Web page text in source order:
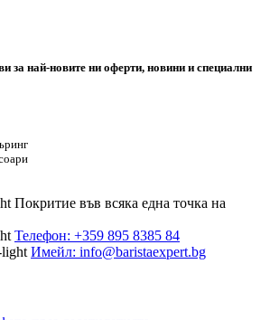
лв..
84,80 лв..
за най-новите ни оферти, новини и специални
Покритие във всяка една точка на
Телефон: +359 895 8385 84
Имейл: info@baristaexpert.bg